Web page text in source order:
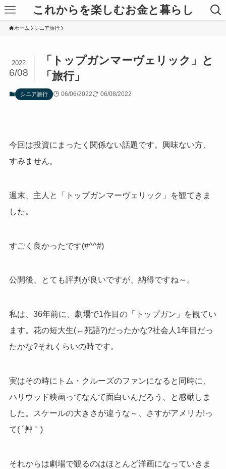
これからを楽しむお金と暮らし
ホーム シニア旅行
「トップガンマーヴェリック」と
「旅行」
2022
6/08
シニア旅行 06/06/2022 06/08/2022
今回は投資にまったく関係ない話題です。興味ない方、
すみません。
週末、主人と「 トップガンマーヴェリック 」を観てきま
した。
すごく良かったです(#^^#)
公開後、とても評判が良いですが、納得ですね～。
私は、36年前に、劇場で1作目の「トップガン」を観てい
ます。花の短大生(←死語?)だったかな?社会人1年目だっ
たかな?それくらいの時です。
実はその時にトム・クルーズのファンになると同時に、
ハリウッド映画ってなんて面白いんだろう、と感動しま
した。スケールの大きさが違うな～、さすがアメリカ!っ
て( ´艸｀)
それからは劇場で観るのはほとんど洋画になっていきま